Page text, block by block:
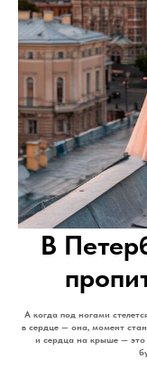
В
А когда под ногами
в сердце — она, момент
и сердца на крыше — это